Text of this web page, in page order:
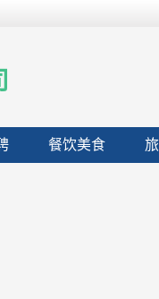
餐饮美食